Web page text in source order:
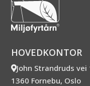
HOVEDKONTOR
John Strandruds vei
1360 Fornebu, Oslo